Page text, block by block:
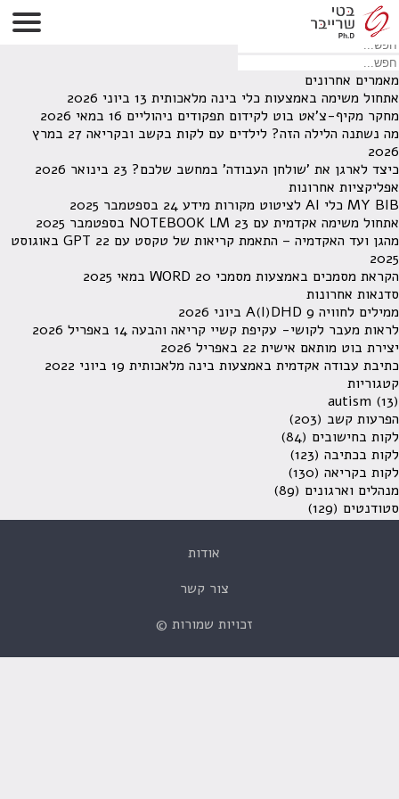
לא נמצאו תוצאות תחת קטגוריה זו.
מחפש משהו מסויים? השתמש בחיפוש
מאמרים אחרונים
אתחול משימה באמצעות כלי בינה מלאכותית 13 ביוני 2026
מחקר מקיף-צ'אט בוט לקידום תפקודים ניהוליים 16 במאי 2026
מה נשתנה הלילה הזה? לילדים עם לקות בקשב ובקריאה
27 במרץ
2026
כיצד לארגן את 'שולחן העבודה' במחשב שלכם? 23 בינואר 2026
אפליקציות אחרונות
MY BIB כלי AI לציטוט מקורות מידע
24 בספטמבר 2025
אתחול משימה אקדמית עם NOTEBOOK LM 23 בספטמבר 2025
מהגן ועד האקדמיה – התאמת קריאות של טקסט עם GPT
22 באוגוסט
2025
הקראת מסמכים באמצעות מסמכי WORD 20 במאי 2025
סדנאות אחרונות
ממילים לחוויה A(I)DHD 9 ביוני 2026
לראות מעבר לקושי- עקיפת קשיי קריאה והבעה 14 באפריל 2026
יצירת בוט מותאם אישית 22 באפריל 2026
כתיבת עבודה אקדמית באמצעות בינה מלאכותית 19 ביוני 2022
קטגוריות
autism (13)
הפרעות קשב (203)
לקות בחישובים (84)
לקות בכתיבה (123)
לקות בקריאה (130)
מנהלים וארגונים (89)
סטודנטים (129)
אודות
צור קשר
זכויות שמורות ©